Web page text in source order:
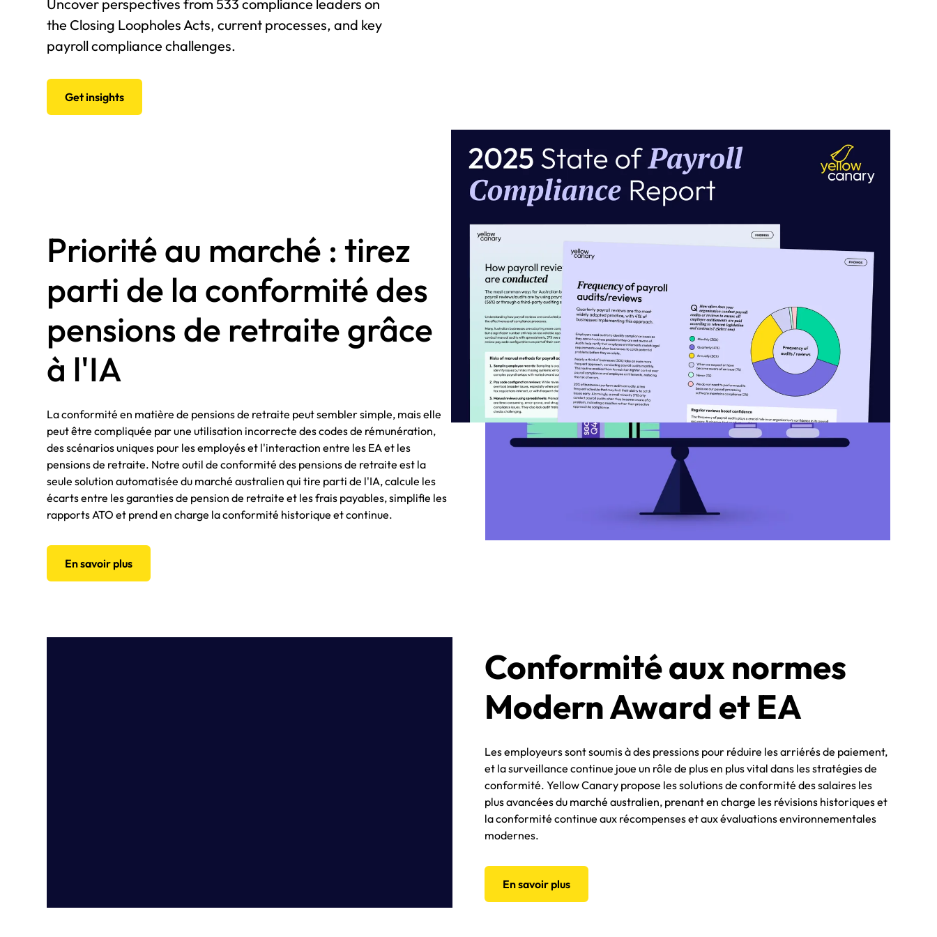
Uncover perspectives from 533 compliance leaders on
the Closing Loopholes Acts, current processes, and key
payroll compliance challenges.
Get insights
Priorité au marché : tirez
parti de la conformité des
pensions de retraite grâce
à l'IA
La conformité en matière de pensions de retraite peut sembler simple, mais elle
peut être compliquée par une utilisation incorrecte des codes de rémunération,
des scénarios uniques pour les employés et l'interaction entre les EA et les
pensions de retraite. Notre outil de conformité des pensions de retraite est la
seule solution automatisée du marché australien qui tire parti de l'IA, calcule les
écarts entre les garanties de pension de retraite et les frais payables, simplifie les
rapports ATO et prend en charge la conformité historique et continue.
En savoir plus
Conformité aux normes
Modern Award et EA
Les employeurs sont soumis à des pressions pour réduire les arriérés de paiement,
et la surveillance continue joue un rôle de plus en plus vital dans les stratégies de
conformité. Yellow Canary propose les solutions de conformité des salaires les
plus avancées du marché australien, prenant en charge les révisions historiques et
la conformité continue aux récompenses et aux évaluations environnementales
modernes.
En savoir plus